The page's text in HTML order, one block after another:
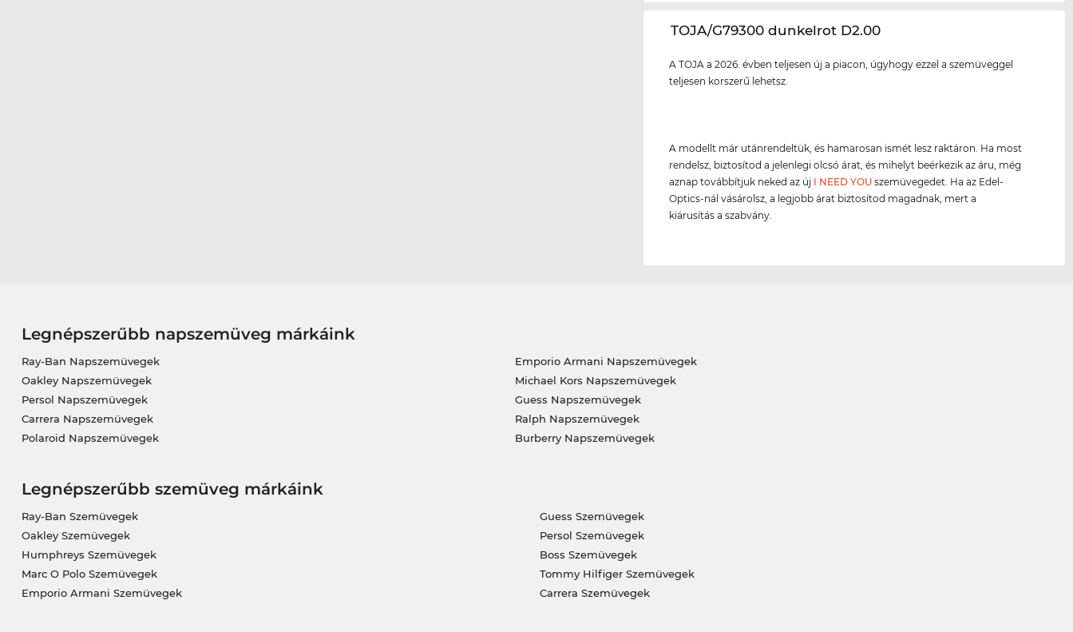
‌TOJA/G79300 dunkelrot D2.00
A TOJA a 2026. évben teljesen új a piacon, úgyhogy ezzel a szemüveggel
teljesen korszerű lehetsz.
A modellt már utánrendeltük, és hamarosan ismét lesz raktáron. Ha most
rendelsz, biztosítod a jelenlegi olcsó árat, és mihelyt beérkezik az áru, még
aznap továbbítjuk neked az új I NEED YOU szemüvegedet. Ha az Edel-
Optics-nál vásárolsz, a legjobb árat biztosítod magadnak, mert a
kiárusítás a szabvány.
Legnépszerűbb napszemüveg márkáink
Ray-Ban Napszemüvegek
Oakley Napszemüvegek
Persol Napszemüvegek
Carrera Napszemüvegek
Polaroid Napszemüvegek
Emporio Armani Napszemüvegek
Michael Kors Napszemüvegek
Guess Napszemüvegek
Ralph Napszemüvegek
Burberry Napszemüvegek
Legnépszerűbb szemüveg márkáink
Ray-Ban Szemüvegek
Oakley Szemüvegek
Humphreys Szemüvegek
Marc O Polo Szemüvegek
Emporio Armani Szemüvegek
Guess Szemüvegek
Persol Szemüvegek
Boss Szemüvegek
Tommy Hilfiger Szemüvegek
Carrera Szemüvegek